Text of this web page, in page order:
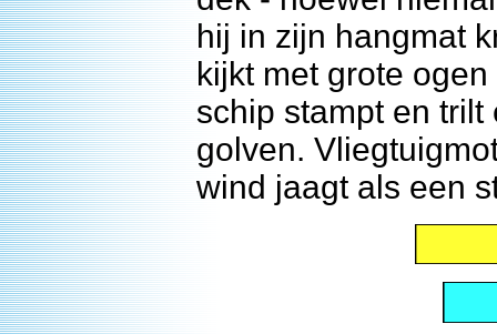
hij in zijn hangmat
kijkt met grote
schip stampt en
golven.
wind jaagt als een